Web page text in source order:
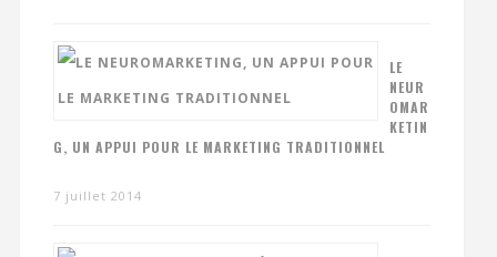
LE
NEUR
OMAR
KETIN
G, UN APPUI POUR LE MARKETING TRADITIONNEL
7 juillet 2014